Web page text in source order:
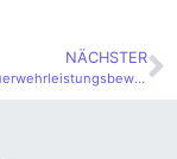
NÄCHSTER
72. Landesfeuerwehrleistungsbewerb